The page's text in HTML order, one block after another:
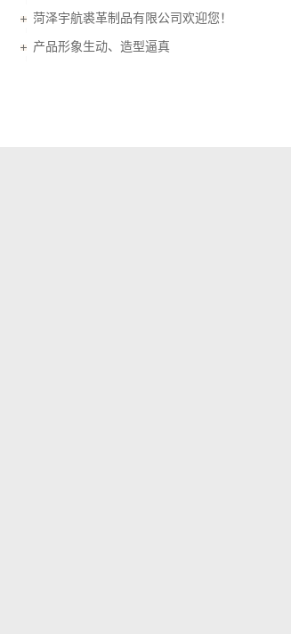
菏泽宇航裘革制品有限公司欢迎您！
产品形象生动、造型逼真